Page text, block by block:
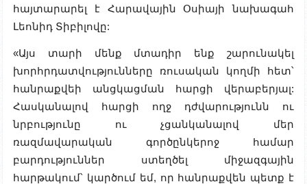
հայտարարել է Հարավային Օսիայի նախագահ
Լեոնիդ Տիբիլովը:
«Այս տարի մենք մտադիր ենք շարունակել
խորհրդատվությունները ռուսական կողմի հետ՝
հանրաքվեի անցկացման հարցի վերաբերյալ:
Հասկանալով հարցի ողջ դժվարությունն ու
նրբությունը ու չցանկանալով մեր
ռազմավարական գործընկերոջ համար
բարդություններ ստեղծել միջազգային
հարթակում՝ կարծում եմ, որ հանրաքվեն պետք է